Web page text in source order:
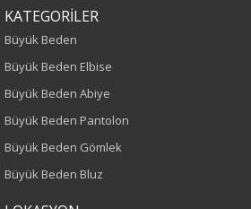
Sonbahar-Kış
Yetişkin
Kalıp
Büyük Beden
KATEGORİLER
Büyük Beden
Büyük Beden Elbise
Büyük Beden Abiye
Büyük Beden Pantolon
Büyük Beden Gömlek
Büyük Beden Bluz